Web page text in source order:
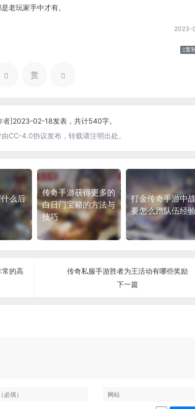
老玩家手中才有。
2023-
复
赏
者]2023-02-18发表，共计540字。
CC-4.0协议发布，转载请注明出处。
么后
传奇手游获得更多的
白日门宝箱的方法与
技巧
打金传奇手游中
要怎么蹭队伍经验
的高
传奇私服手游胜者为王活动有哪些奖励
下一篇